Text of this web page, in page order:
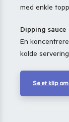
med enkle
Dipping sauce
En
kolde
Se et klip